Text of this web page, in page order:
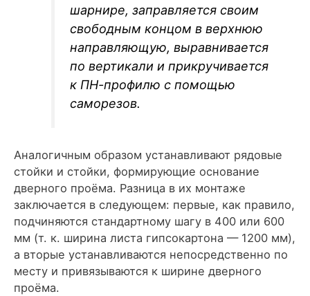
шарнире, заправляется своим
свободным концом в верхнюю
направляющую, выравнивается
по вертикали и прикручивается
к ПН-профилю с помощью
саморезов.
Аналогичным образом устанавливают рядовые
стойки и стойки, формирующие основание
дверного проёма. Разница в их монтаже
заключается в следующем: первые, как правило,
подчиняются стандартному шагу в 400 или 600
мм (т. к. ширина листа гипсокартона — 1200 мм),
а вторые устанавливаются непосредственно по
месту и привязываются к ширине дверного
проёма.